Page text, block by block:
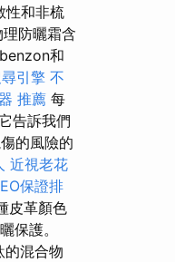
性和非梳
理防曬霜含
和
引擎 不
推薦 每
告訴我們
的風險的
近視老花
保證排
皮革顏色
保護。
的混合物